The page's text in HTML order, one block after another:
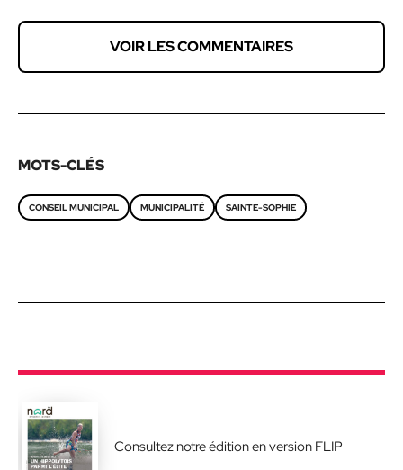
VOIR LES COMMENTAIRES
MOTS-CLÉS
CONSEIL MUNICIPAL MUNICIPALITÉ SAINTE-SOPHIE
Consultez notre édition en version FLIP